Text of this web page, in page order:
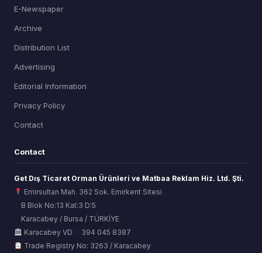
E-Newspaper
Archive
Distribution List
Advertising
Editorial Information
Privacy Policy
Contact
Contact
Get Dış Ticaret Orman Ürünleri ve Matbaa Reklam Hiz. Ltd. Şti.
Emirsultan Mah. 362 Sok. Emirkent Sitesi
B Blok No:13 Kat:3 D:5
Karacabey / Bursa / TÜRKİYE
Karacabey VD · 394 045 8387
Trade Registry No: 3263 / Karacabey
ORSİAD AI
Sektörel Hafıza Asistanı